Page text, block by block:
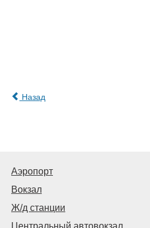
Назад
Аэропорт
Вокзал
Ж/д станции